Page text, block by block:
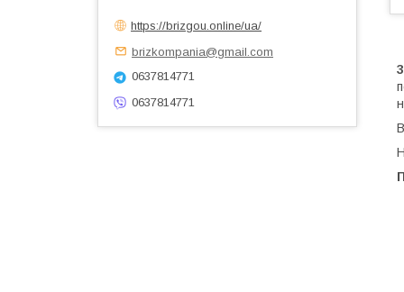
https://brizgou.online/ua/
brizkompania@gmail.com
0637814771
0637814771